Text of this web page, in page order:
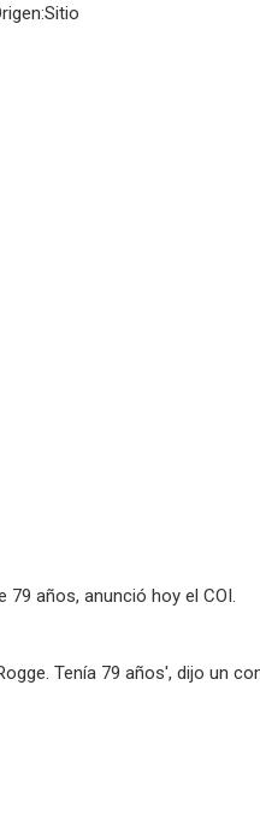
Sitio
79 años, anunció hoy el COI.
Tenía 79 años', dijo un